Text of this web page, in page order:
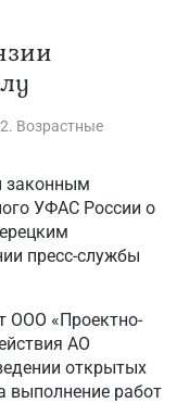
Возрастные
законным
УФАС России о
пресс-службы
ООО «Проектно-
АО
открытых
выполнение работ